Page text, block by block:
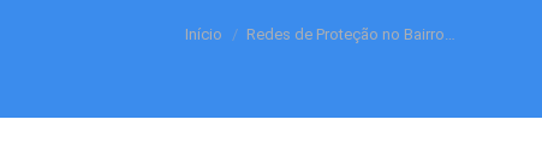
Você está aqui:
Início Redes de Proteção no Bairro…